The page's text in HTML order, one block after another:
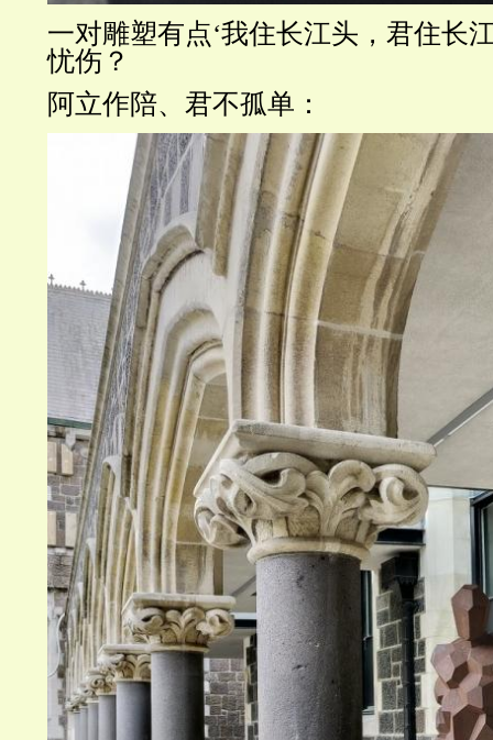
一对雕塑有点‘我住长江头，君住长
忧伤？
阿立作陪、君不孤单：